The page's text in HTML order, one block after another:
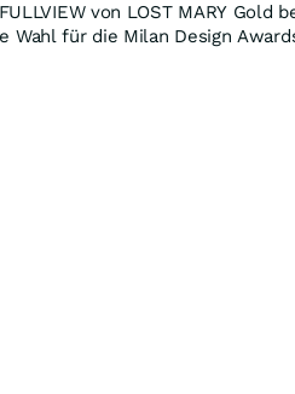
von LOST MARY Gold
Wahl für die Milan Design